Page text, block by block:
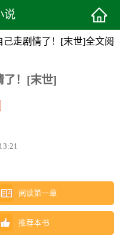
说
己走剧情了！[末世]全文阅
了！[末世]
阅读第一章
推荐本书